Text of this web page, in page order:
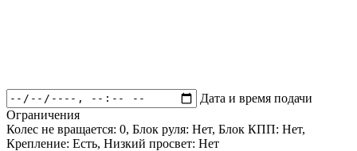
Дата и время подачи
Ограничения
Колес не вращается: 0, Блок руля: Нет, Блок КПП: Нет,
Крепление: Есть, Низкий просвет: Нет